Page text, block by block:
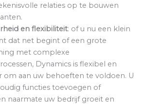
relaties op te bouwen
en flexibiliteit: of u nu een klein
dat net begint of een grote
met complexe
Dynamics is flexibel en
om aan uw behoeften te voldoen. U
functies toevoegen of
naarmate uw bedrijf groeit en